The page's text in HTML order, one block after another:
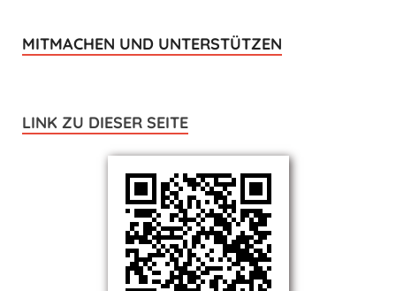
MITMACHEN UND UNTERSTÜTZEN
LINK ZU DIESER SEITE